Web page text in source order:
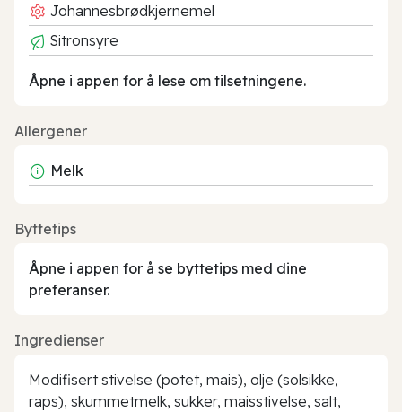
Johannesbrødkjernemel
Sitronsyre
Åpne i appen for å lese om tilsetningene.
Allergener
Melk
Byttetips
Åpne i appen for å se byttetips med dine
preferanser.
Ingredienser
Modifisert stivelse (potet, mais), olje (solsikke,
raps), skummetmelk, sukker, maisstivelse, salt,